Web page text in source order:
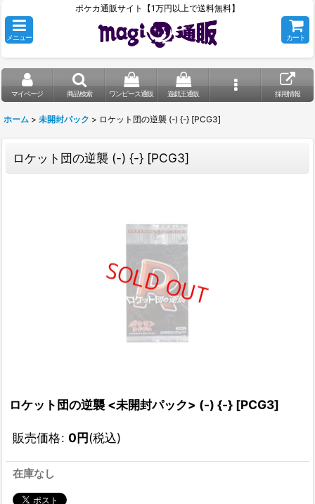
ポケカ通販サイト【1万円以上で送料無料】
メニュー カート
マイページ 商品検索 ワンピース通販 遊戯王通販 採用情報
ホーム > 未開封パック > ロケット団の逆襲 (-) {-} [PCG3]
ロケット団の逆襲 (-) {-} [PCG3]
ロケット団の逆襲 <未開封パック> (-) {-} [PCG3]
販売価格: 0円(税込)
在庫なし